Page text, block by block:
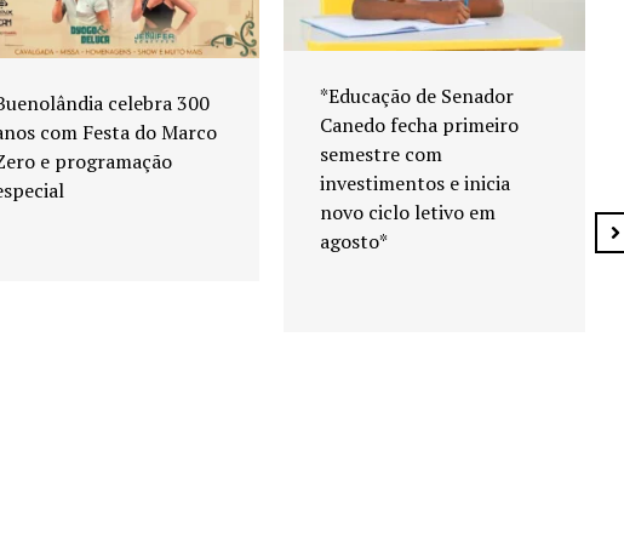
celebra 300
com Festa do Marco
e programação
*Educação de Senador
Canedo fecha primeiro
semestre com
investimentos e inicia
novo ciclo letivo em
agosto*